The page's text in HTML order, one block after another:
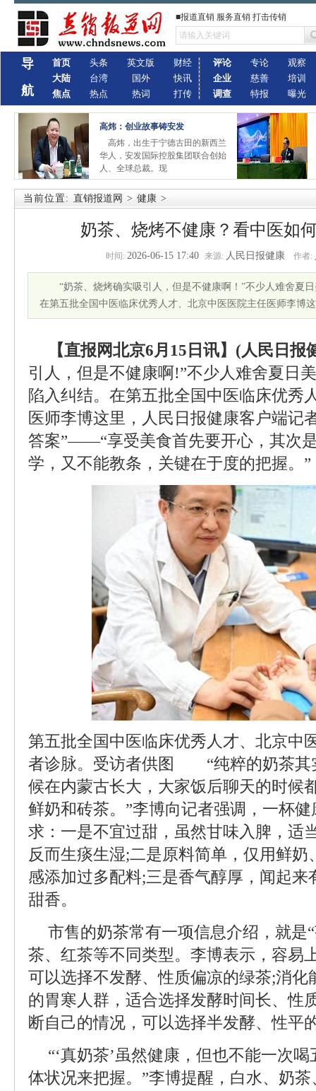
■报道直销 服务直销 打击传销
导
航
首页
大陆
焦点
头条
台湾
热点
英文版
国外
热词
财经
快讯
打传
评论
企业
调查
专论
慈善
特报
观察
培训
曝光
高炜：创业故事铸安发
高炜，出生于宁德古田的新西兰
华人，安发国际控股集团联合创始
人、全球总裁。现
当前位置: 直销报道网 > 健康 >
奶茶、烧烤不健康？看中医如
时间: 2026-06-15 17:40 来源: 人民日报健康 作者:
“奶茶、烧烤确实吸引人，但是不健康啊！”不少人难舍夏
在第五批全国中医临床优秀人才、北京中医医院主任医师李博
【直报网北京6月15日讯】(人民日报
引人，但是不健康啊!”不少人难舍夏日
陷入纠结。在第五批全国中医临床优秀
医师李博这里，人民日报健康客户端记
答案”——“享受美食首先要开心，其次
学，又不能教条，关键在于度的把握。”
第五批全国中医临床优秀人才、北京中
者诊脉。受访者供图 “纯粹的奶茶其
候在内蒙古长大，大家饭后聊天的时候
鲜奶和砖茶。”李博向记者强调，一杯
求：一是不宜过甜，虽然甘味入脾，适
反而生痰生湿;二是原料简单，仅用鲜
感添加过多配料;三是香气醇厚，闻起来
甜香。
市售的奶茶常有一项信息介绍，就是
茶、红茶等不同类型。李博表示，容易
可以选择不发酵、性质偏凉的绿茶;消化
的胃寒人群，适合选择发酵时间长、性
断自己的情况，可以选择半发酵、性平
“‘真奶茶’虽然健康，但也不能一次
体状况来把握。”李博提醒，白水、奶